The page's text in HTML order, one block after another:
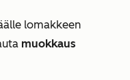
lomakkeen
muokkaus